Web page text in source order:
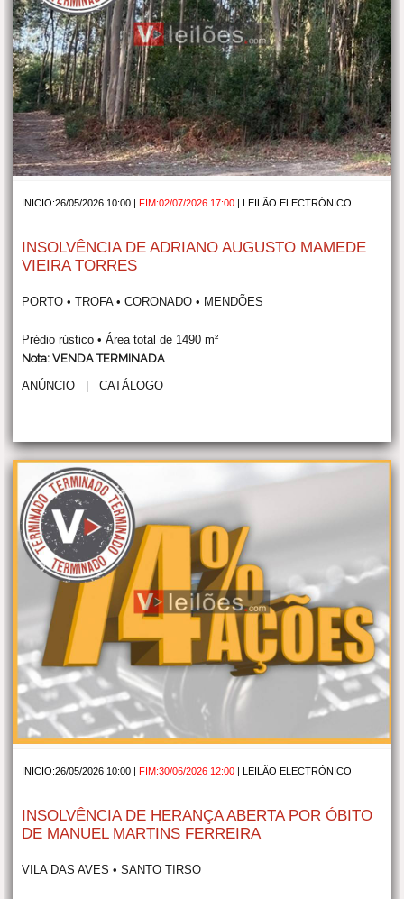
INICIO:26/05/2026 10:00 | FIM:02/07/2026 17:00 LEILÃO ELECTRÓNICO
INSOLVÊNCIA DE ADRIANO AUGUSTO MAMEDE
VIEIRA TORRES
PORTO • TROFA • CORONADO • MENDÕES
Prédio rústico • Área total de 1490 m²
Nota: VENDA TERMINADA
ANÚNCIO |CATÁLOGO
INICIO:26/05/2026 10:00 |FIM:30/06/2026 12:00 |LEILÃO ELECTRÓNICO
INSOLVÊNCIA DE HERANÇA ABERTA POR ÓBITO
DE MANUEL MARTINS FERREIRA
VILA DAS AVES • SANTO TIRSO